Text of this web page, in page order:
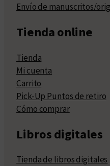
Envío de manuscritos/
Tienda online
Tienda
Mi cuenta
Carrito
Pick-Up Puntos de retiro
Cómo comprar
Libros digitales
Tienda de libros digitales